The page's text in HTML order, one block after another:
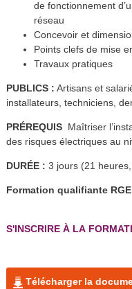
de fonctionnement
réseau
Concevoir et
Points clefs de mise
Travaux pratiques
PUBLICS : Artisans et
installateurs, techniciens,
PRÉREQUIS Maîtriser
des risques électriques au
DURÉE : 3 jours (21
Formation qualifiante
S'INSCRIRE À LA
Télécharger la